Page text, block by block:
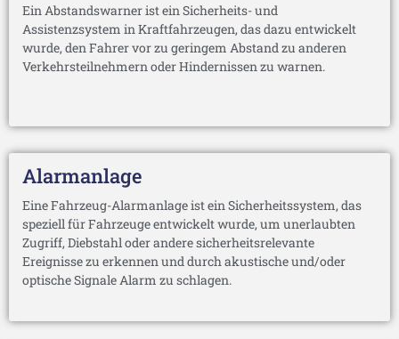
Ein Abstandswarner ist ein Sicherheits- und
Assistenzsystem in Kraftfahrzeugen, das dazu entwickelt
wurde, den Fahrer vor zu geringem Abstand zu anderen
Verkehrsteilnehmern oder Hindernissen zu warnen.
Alarmanlage
Eine Fahrzeug-Alarmanlage ist ein Sicherheitssystem, das
speziell für Fahrzeuge entwickelt wurde, um unerlaubten
Zugriff, Diebstahl oder andere sicherheitsrelevante
Ereignisse zu erkennen und durch akustische und/oder
optische Signale Alarm zu schlagen.